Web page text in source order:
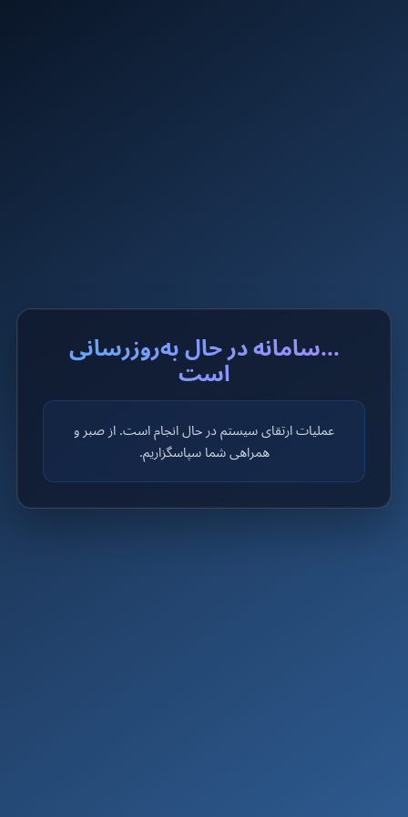
...سامانه در حال به‌روزرسانی
است
عملیات ارتقای سیستم در حال انجام است. از صبر و
همراهی شما سپاسگزاریم.